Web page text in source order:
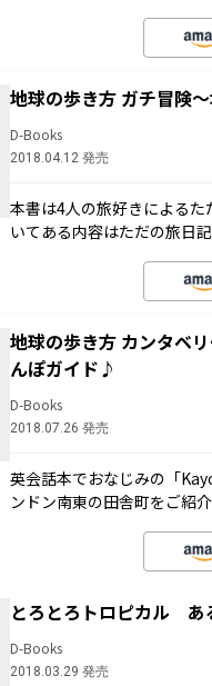
地球の歩き方 ガチ冒険
D-Books
2018.04.12 発売
本書は4人の旅好きによる
いてある内容はただの旅日記
地球の歩き方 カンタベ
んぽガイド♪
D-Books
2018.07.26 発売
英会話本でおなじみの「
ンドン南東の田舎町をご紹介
とろとろトロピカル
D-Books
2018.03.29 発売